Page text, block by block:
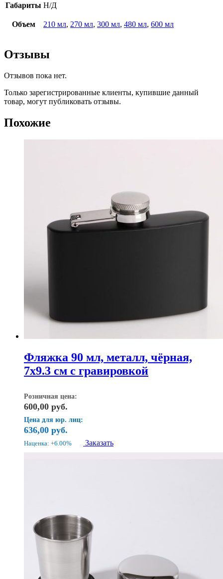
Габариты Н/Д
Объем 210 мл, 270 мл, 300 мл, 480 мл, 600 мл
Отзывы
Отзывов пока нет.
Только зарегистрированные клиенты, купившие данный
товар, могут публиковать отзывы.
Похожие
Фляжка 90 мл, металл, чёрная,
7х9.3 см с гравировкой
Розничная цена:
600,00 руб.
Цена для юр. лиц:
636,00 руб.
Наценка: +6.00% Заказать